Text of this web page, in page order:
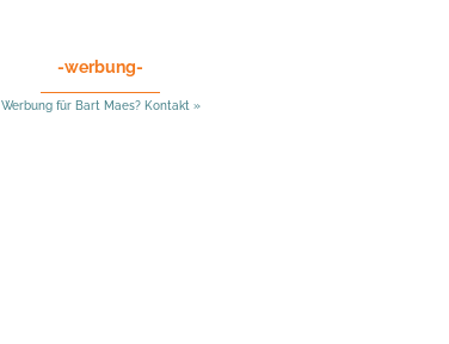
-werbung-
Werbung für Bart Maes? Kontakt »